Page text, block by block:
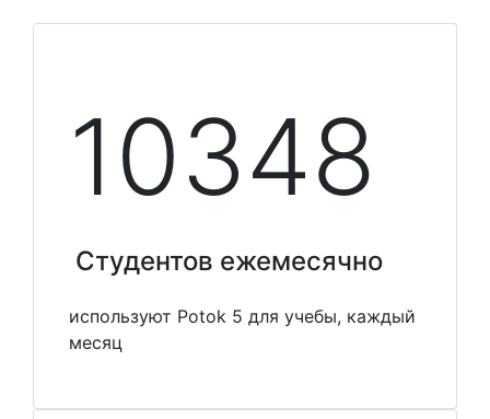
10348
Студентов ежемесячно
используют Potok 5 для учебы, каждый
месяц